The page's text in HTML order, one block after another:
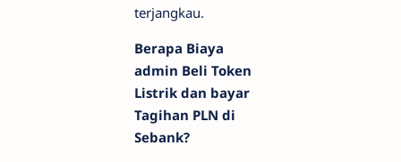
terjangkau.
Berapa Biaya
admin Beli Token
Listrik dan bayar
Tagihan PLN di
Sebank?